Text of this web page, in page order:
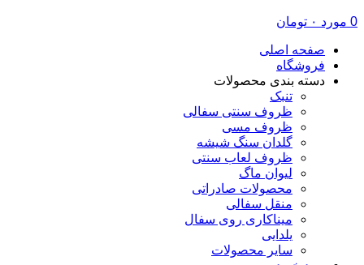
0 مورد ۰ تومان
صفحه اصلی
فروشگاه
دسته بندی محصولات
تنبک
ظروف سنتی سفالی
ظروف مسی
گلدان سنگ شیشه
ظروف لعاب سنتی
لیوان ماگ
محصولات صادراتی
منقل سفالی
میناکاری روی سفال
یلدایی
سایر محصولات